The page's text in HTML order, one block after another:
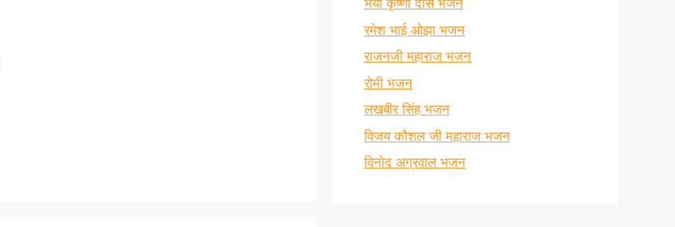
भैया कृष्णा दास भजन
रमेश भाई ओझा भजन
राजनजी महाराज भजन
रोमी भजन
लखबीर सिंह भजन
विजय कौशल जी महाराज भजन
विनोद अग्रवाल भजन